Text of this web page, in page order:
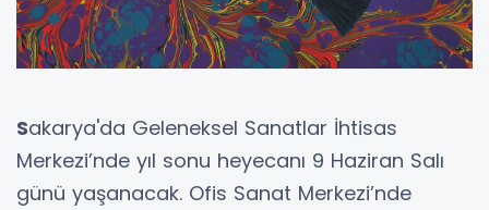
Sakarya'da Geleneksel Sanatlar İhtisas
Merkezi’nde yıl sonu heyecanı 9 Haziran Salı
günü yaşanacak. Ofis Sanat Merkezi’nde